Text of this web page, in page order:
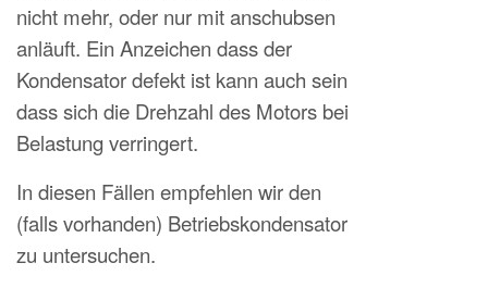
nicht mehr, oder nur mit anschubsen
anläuft. Ein Anzeichen dass der
Kondensator defekt ist kann auch sein
dass sich die Drehzahl des Motors bei
Belastung verringert.
In diesen Fällen empfehlen wir den
(falls vorhanden) Betriebskondensator
zu untersuchen.